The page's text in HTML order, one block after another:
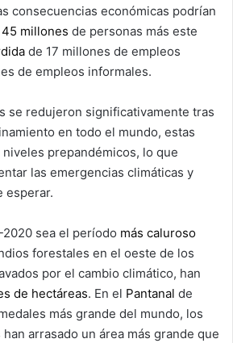
consecuencias económicas podrían
45 millones de personas más este
de 17 millones de empleos
de empleos informales.
se redujeron significativamente tras
en todo el mundo, estas
niveles prepandémicos, lo que
las emergencias climáticas y
esperar.
sea el período más caluroso
forestales en el oeste de los
por el cambio climático, han
de hectáreas. En el Pantanal de
más grande del mundo, los
arrasado un área más grande que